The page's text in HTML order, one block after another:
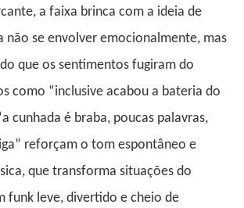
a faixa brinca com a ideia de
não se envolver emocionalmente, mas
que os sentimentos fugiram do
como “inclusive acabou a bateria do
cunhada é braba, poucas palavras,
reforçam o tom espontâneo e
que transforma situações do
funk leve, divertido e cheio de